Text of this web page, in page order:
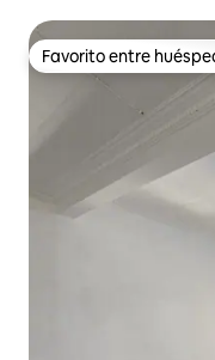
Favorito entre
Favorito entre